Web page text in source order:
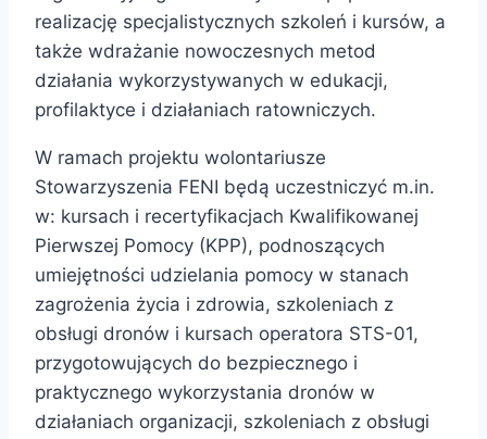
realizację specjalistycznych szkoleń i kursów, a
także wdrażanie nowoczesnych metod
działania wykorzystywanych w edukacji,
profilaktyce i działaniach ratowniczych.
W ramach projektu wolontariusze
Stowarzyszenia FENI będą uczestniczyć m.in.
w: kursach i recertyfikacjach Kwalifikowanej
Pierwszej Pomocy (KPP), podnoszących
umiejętności udzielania pomocy w stanach
zagrożenia życia i zdrowia, szkoleniach z
obsługi dronów i kursach operatora STS-01,
przygotowujących do bezpiecznego i
praktycznego wykorzystania dronów w
działaniach organizacji, szkoleniach z obsługi